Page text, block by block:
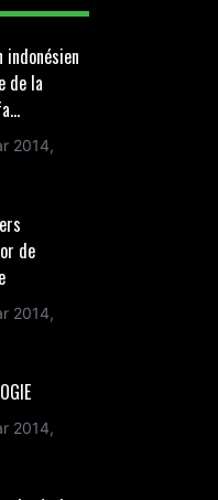
indonésien
de la
2014,
de
2014,
2014,